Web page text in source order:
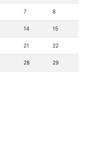
7 8
14 15
21 22
28 29